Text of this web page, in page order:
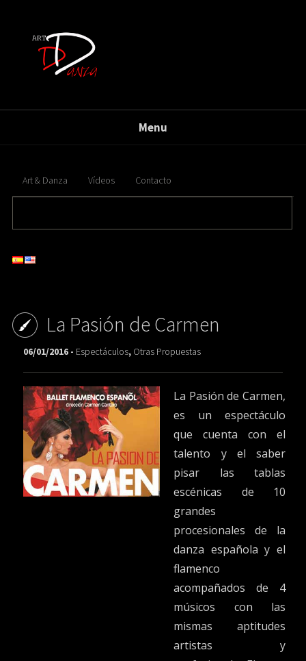
Menu
Art & Danza Vídeos Contacto
La Pasión de Carmen
06/01/2016 - Espectáculos, Otras Propuestas
La Pasión de Carmen,
es un espectáculo
que cuenta con el
talento y el saber
pisar las tablas
escénicas de 10
grandes
procesionales de la
danza española y el
flamenco
acompañados de 4
músicos con las
mismas aptitudes
artistas y